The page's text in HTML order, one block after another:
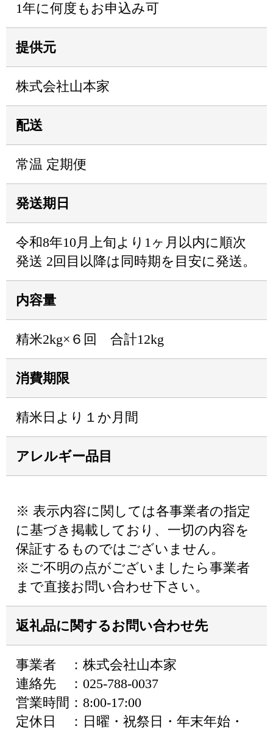
1年に何度もお申込み可
提供元
株式会社山本家
配送
常温 定期便
発送期日
令和8年10月上旬より1ヶ月以内に順次
発送 2回目以降は同時期を目安に発送。
内容量
精米2kg×６回 合計12kg
消費期限
精米日より１か月間
アレルギー品目
※ 表示内容に関しては各事業者の指定
に基づき掲載しており、一切の内容を
保証するものではございません。
※ご不明の点がございましたら事業者
まで直接お問い合わせ下さい。
返礼品に関するお問い合わせ先
事業者 ：株式会社山本家
連絡先 ：025-788-0037
営業時間：8:00-17:00
定休日 ：日曜・祝祭日・年末年始・